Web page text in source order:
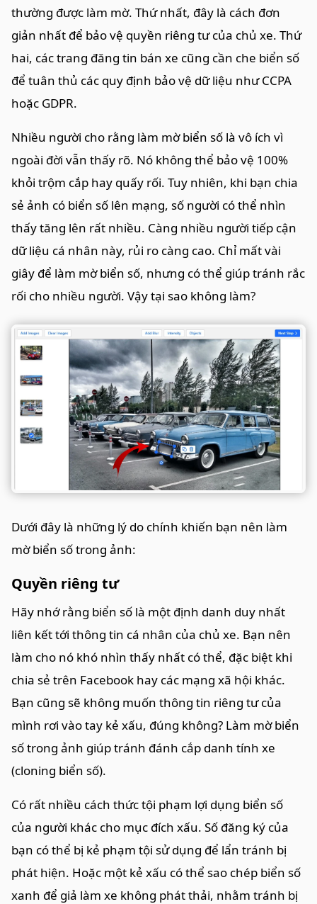
thường được làm mờ. Thứ nhất, đây là cách đơn
giản nhất để bảo vệ quyền riêng tư của chủ xe. Thứ
hai, các trang đăng tin bán xe cũng cần che biển số
để tuân thủ các quy định bảo vệ dữ liệu như CCPA
hoặc GDPR.
Nhiều người cho rằng làm mờ biển số là vô ích vì
ngoài đời vẫn thấy rõ. Nó không thể bảo vệ 100%
khỏi trộm cắp hay quấy rối. Tuy nhiên, khi bạn chia
sẻ ảnh có biển số lên mạng, số người có thể nhìn
thấy tăng lên rất nhiều. Càng nhiều người tiếp cận
dữ liệu cá nhân này, rủi ro càng cao. Chỉ mất vài
giây để làm mờ biển số, nhưng có thể giúp tránh rắc
rối cho nhiều người. Vậy tại sao không làm?
Dưới đây là những lý do chính khiến bạn nên làm
mờ biển số trong ảnh:
Quyền riêng tư
Hãy nhớ rằng biển số là một định danh duy nhất
liên kết tới thông tin cá nhân của chủ xe. Bạn nên
làm cho nó khó nhìn thấy nhất có thể, đặc biệt khi
chia sẻ trên Facebook hay các mạng xã hội khác.
Bạn cũng sẽ không muốn thông tin riêng tư của
mình rơi vào tay kẻ xấu, đúng không? Làm mờ biển
số trong ảnh giúp tránh đánh cắp danh tính xe
(cloning biển số).
Có rất nhiều cách thức tội phạm lợi dụng biển số
của người khác cho mục đích xấu. Số đăng ký của
bạn có thể bị kẻ phạm tội sử dụng để lẩn tránh bị
phát hiện. Hoặc một kẻ xấu có thể sao chép biển số
xanh để giả làm xe không phát thải, nhằm tránh bị